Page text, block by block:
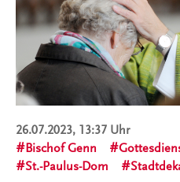
26.07.2023, 13:37 Uhr
Bischof Genn
St.-Paulus-Dom